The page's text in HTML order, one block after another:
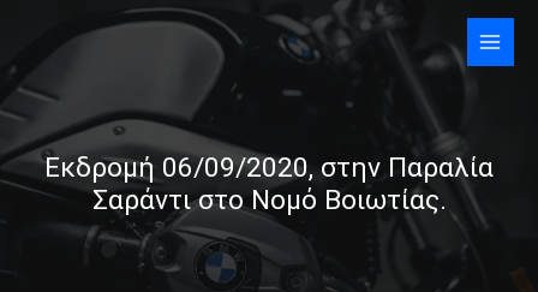
content
Εκδρομή 06/09/2020, στην Παραλία
Σαράντι στο Νομό Βοιωτίας.